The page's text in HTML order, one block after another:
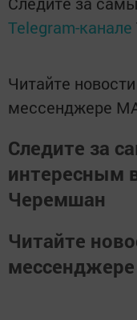
Telegram-канале
Читайте
мессенджере
Следите за
интересным
Черемшан
Читайте
мессенджере